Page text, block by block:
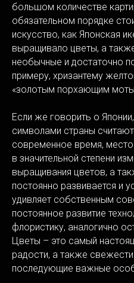
большом количестве
обязательном порядке
искусство, как Японская
выращивало цветы, а
необычные и достаточно
примеру, хризантему
«золотым порхающим
Если же говорить о
символами страны
современное время,
в значительной степени
выращивания цветов, а
постоянно развивается и
удивляет собственным
постоянное развитие
флористику, аналогично
Цветы – это самый
радости, а также
последующие важные